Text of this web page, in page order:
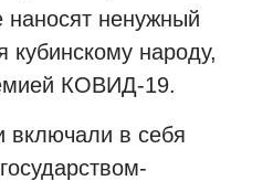
наносят ненужный
кубинскому народу,
КОВИД-19.
включали в себя